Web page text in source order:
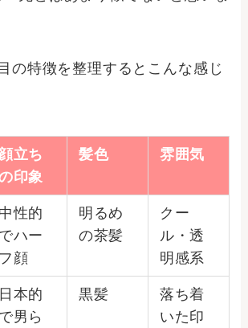
の特徴を整理するとこんな感じ
顔立ち
印象
髪色 雰囲気
中性的
でハー
フ顔
明るめ
の茶髪
クー
ル・透
明感系
日本的
で男ら
黒髪
落ち着
いた印